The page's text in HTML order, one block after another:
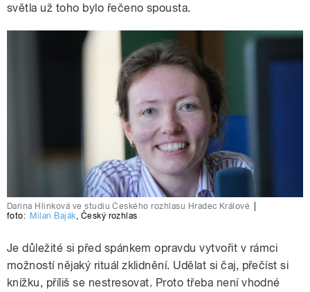
světla už toho bylo řečeno spousta.
Darina Hlinková ve studiu Českého rozhlasu Hradec Králové
foto: Milan Baják Český rozhlas
Je důležité si před spánkem opravdu vytvořit v rámci
možností nějaký rituál zklidnění. Udělat si čaj, přečíst si
knížku, příliš se nestresovat. Proto třeba není vhodné